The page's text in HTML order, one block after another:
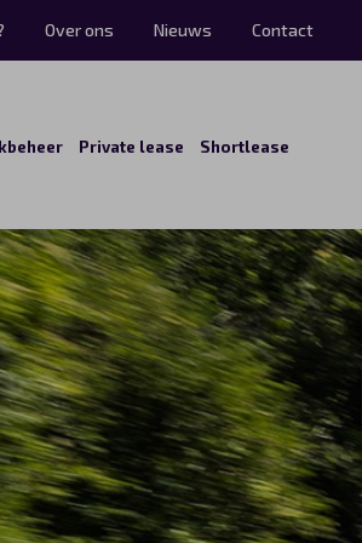
Over ons Nieuws Contact
Private lease Shortlease